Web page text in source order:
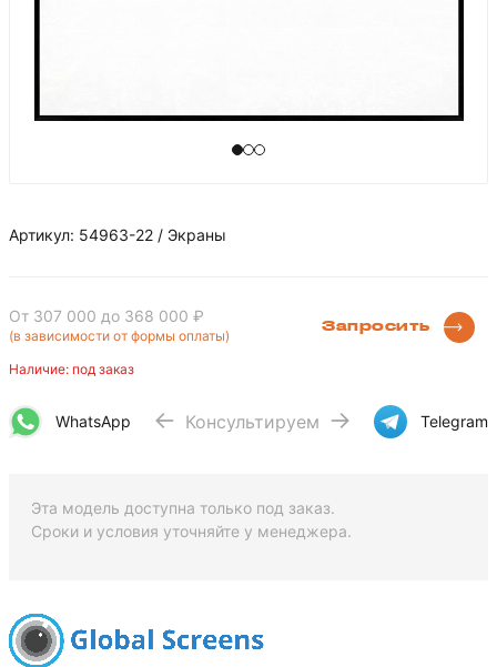
Артикул: 54963-22 / Экраны
От 307 000 до 368 000 ₽
(в зависимости от формы оплаты)
Наличие: под заказ
Запросить
WhatsApp Консультируем Telegram
Эта модель доступна только под заказ.
Сроки и условия уточняйте у менеджера.